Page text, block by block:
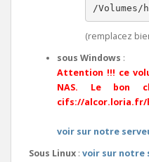
(remplacez
sous Windows :
Attention !!! ce
NAS. Le bon
cifs://alcor.loria.fr/
voir sur notre
Sous Linux : voir sur notre